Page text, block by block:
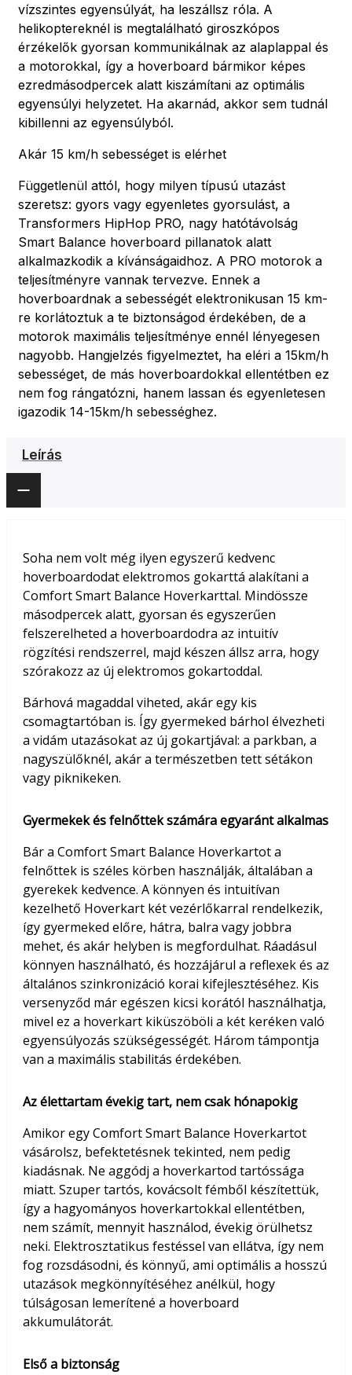
vízszintes egyensúlyát, ha leszállsz róla. A
helikoptereknél is megtalálható giroszkópos
érzékelők gyorsan kommunikálnak az alaplappal és
a motorokkal, így a hoverboard bármikor képes
ezredmásodpercek alatt kiszámítani az optimális
egyensúlyi helyzetet. Ha akarnád, akkor sem tudnál
kibillenni az egyensúlyból.
Akár 15 km/h sebességet is elérhet
Függetlenül attól, hogy milyen típusú utazást
szeretsz: gyors vagy egyenletes gyorsulást, a
Transformers HipHop PRO, nagy hatótávolság
Smart Balance hoverboard pillanatok alatt
alkalmazkodik a kívánságaidhoz. A PRO motorok a
teljesítményre vannak tervezve. Ennek a
hoverboardnak a sebességét elektronikusan 15 km-
re korlátoztuk a te biztonságod érdekében, de a
motorok maximális teljesítménye ennél lényegesen
nagyobb. Hangjelzés figyelmeztet, ha eléri a 15km/h
sebességet, de más hoverboardokkal ellentétben ez
nem fog rángatózni, hanem lassan és egyenletesen
igazodik 14-15km/h sebességhez.
Leírás
Soha nem volt még ilyen egyszerű kedvenc
hoverboardodat elektromos gokarttá alakítani a
Comfort Smart Balance Hoverkarttal. Mindössze
másodpercek alatt, gyorsan és egyszerűen
felszerelheted a hoverboardodra az intuitív
rögzítési rendszerrel, majd készen állsz arra, hogy
szórakozz az új elektromos gokartoddal.
Bárhová magaddal viheted, akár egy kis
csomagtartóban is. Így gyermeked bárhol élvezheti
a vidám utazásokat az új gokartjával: a parkban, a
nagyszülőknél, akár a természetben tett sétákon
vagy piknikeken.
Gyermekek és felnőttek számára egyaránt alkalmas
Bár a Comfort Smart Balance Hoverkartot a
felnőttek is széles körben használják, általában a
gyerekek kedvence. A könnyen és intuitívan
kezelhető Hoverkart két vezérlőkarral rendelkezik,
így gyermeked előre, hátra, balra vagy jobbra
mehet, és akár helyben is megfordulhat. Ráadásul
könnyen használható, és hozzájárul a reflexek és az
általános szinkronizáció korai kifejlesztéséhez. Kis
versenyződ már egészen kicsi korától használhatja,
mivel ez a hoverkart kiküszöböli a két keréken való
egyensúlyozás szükségességét. Három támpontja
van a maximális stabilitás érdekében.
Az élettartam évekig tart, nem csak hónapokig
Amikor egy Comfort Smart Balance Hoverkartot
vásárolsz, befektetésnek tekinted, nem pedig
kiadásnak. Ne aggódj a hoverkartod tartóssága
miatt. Szuper tartós, kovácsolt fémből készítettük,
így a hagyományos hoverkartokkal ellentétben,
nem számít, mennyit használod, évekig örülhetsz
neki. Elektrosztatikus festéssel van ellátva, így nem
fog rozsdásodni, és könnyű, ami optimális a hosszú
utazások megkönnyítéséhez anélkül, hogy
túlságosan lemerítené a hoverboard
akkumulátorát.
Első a biztonság